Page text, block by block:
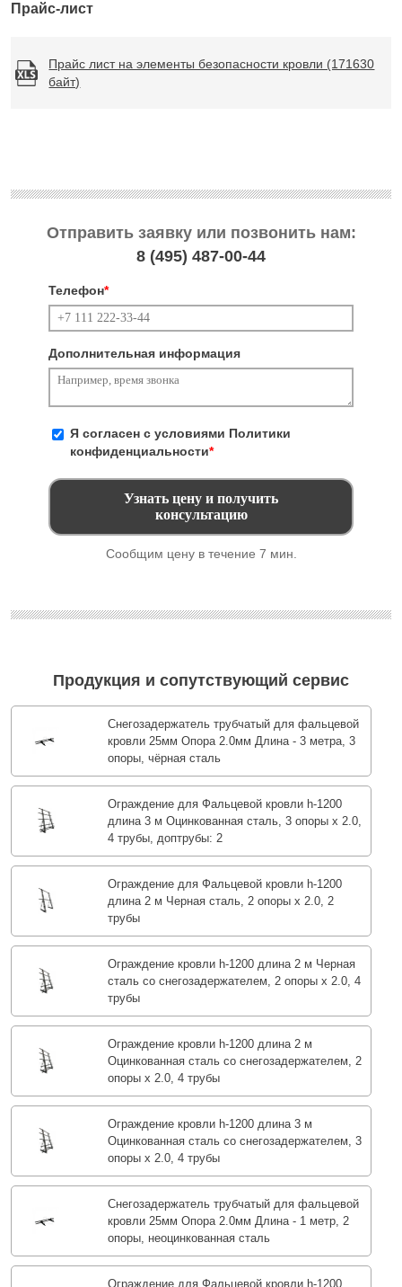
Прайс-лист
Прайс лист на элементы безопасности кровли (171630
байт)
Отправить заявку или позвонить нам:
8 (495) 487-00-44
Телефон*
Дополнительная информация
Я согласен с условиями Политики
конфиденциальности*
Сообщим цену в течение 7 мин.
Продукция и сопутствующий сервис
Снегозадержатель трубчатый для фальцевой
кровли 25мм Опора 2.0мм Длина - 3 метра, 3
опоры, чёрная сталь
Ограждение для Фальцевой кровли h-1200
длина 3 м Оцинкованная сталь, 3 опоры х 2.0,
4 трубы, доптрубы: 2
Ограждение для Фальцевой кровли h-1200
длина 2 м Черная сталь, 2 опоры х 2.0, 2
трубы
Ограждение кровли h-1200 длина 2 м Черная
сталь со снегозадержателем, 2 опоры х 2.0, 4
трубы
Ограждение кровли h-1200 длина 2 м
Оцинкованная сталь со снегозадержателем, 2
опоры х 2.0, 4 трубы
Ограждение кровли h-1200 длина 3 м
Оцинкованная сталь со снегозадержателем, 3
опоры х 2.0, 4 трубы
Снегозадержатель трубчатый для фальцевой
кровли 25мм Опора 2.0мм Длина - 1 метр, 2
опоры, неоцинкованная сталь
Ограждение для Фальцевой кровли h-1200